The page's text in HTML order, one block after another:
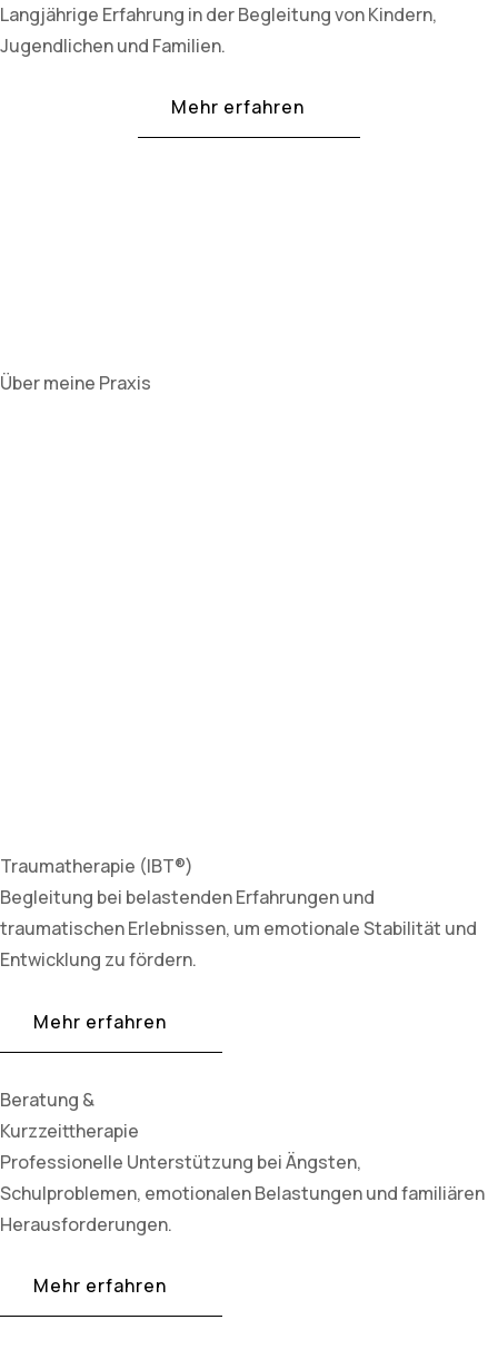
Langjährige Erfahrung in der Begleitung von Kindern,
Jugendlichen und Familien.
Mehr erfahren
Über meine Praxis
Traumatherapie (IBT®)
Begleitung bei belastenden Erfahrungen und
traumatischen Erlebnissen, um emotionale Stabilität und
Entwicklung zu fördern.
Mehr erfahren
Beratung &
Kurzzeittherapie
Professionelle Unterstützung bei Ängsten,
Schulproblemen, emotionalen Belastungen und familiären
Herausforderungen.
Mehr erfahren